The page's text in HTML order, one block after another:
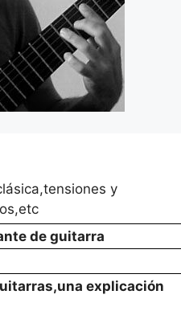
y
de guitarra
explicación